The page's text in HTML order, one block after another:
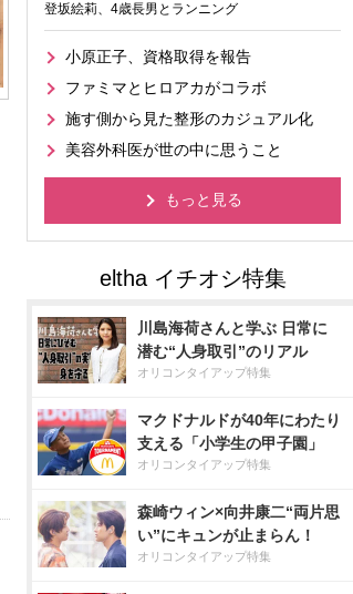
登坂絵莉、4歳長男とランニング
小原正子、資格取得を報告
ファミマとヒロアカがコラボ
施す側から見た整形のカジュアル化
美容外科医が世の中に思うこと
もっと見る
川島海荷さんと学ぶ 日常に
潜む“人身取引”のリアル
オリコンタイアップ特集
マクドナルドが40年にわたり
支える「小学生の甲子園」
オリコンタイアップ特集
森崎ウィン×向井康二“両片思
い”にキュンが止まらん！
オリコンタイアップ特集